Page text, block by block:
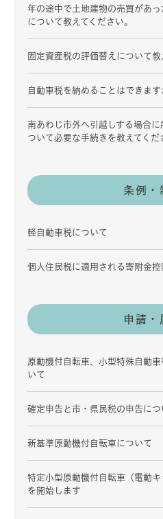
年の途中で土地建物の売買があ
について教えてください。
固定資産税の評価替えについて教
自動車税を納めることはできます
南あわじ市外へ引越しする場合
ついて必要な手続きを教えてくだ
条例・
軽自動車税について
個人住民税に適用される寄附金控
申請・
原動機付自転車、小型特殊自動
いて
確定申告と市・県民税の申告につ
新基準原動機付自転車について
特定小型原動機付自転車（電動
を開始します